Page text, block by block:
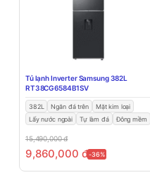
Tủ lạnh Inverter Samsung 382L
RT38CG6584B1SV
382L Ngăn đá trên
Mặt kim loại
Lấy nước ngoài
Tự làm đá Đông mềm
15,490,000đ
9,860,000 đ-36%